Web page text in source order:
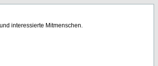
interessierte Mitmenschen.